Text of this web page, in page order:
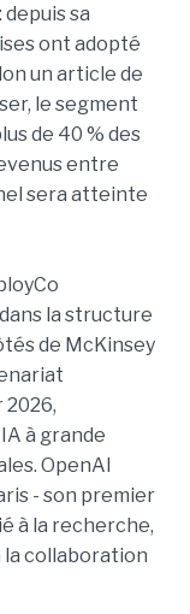
sa
ont adopté
un article de
le segment
de 40 % des
entre
sera atteinte
la structure
de McKinsey
à grande
OpenAI
- son premier
à la recherche,
la collaboration